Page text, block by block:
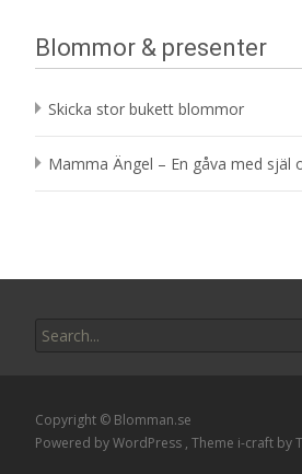
Blommor & presenter
Skicka stor bukett blommor
Mamma Ängel – En gåva med själ
for:
Copyright © Blomman.se
Powered by WordPress , Theme i-craft by